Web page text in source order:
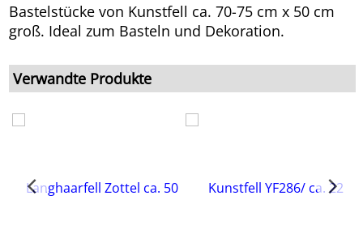
Bastelstücke von Kunstfell ca. 70-75 cm x 50 cm
groß. Ideal zum Basteln und Dekoration.
Verwandte Produkte